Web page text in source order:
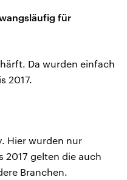
für
Da wurden einfach
2017.
Hier wurden nur
2017 gelten die auch
Branchen.